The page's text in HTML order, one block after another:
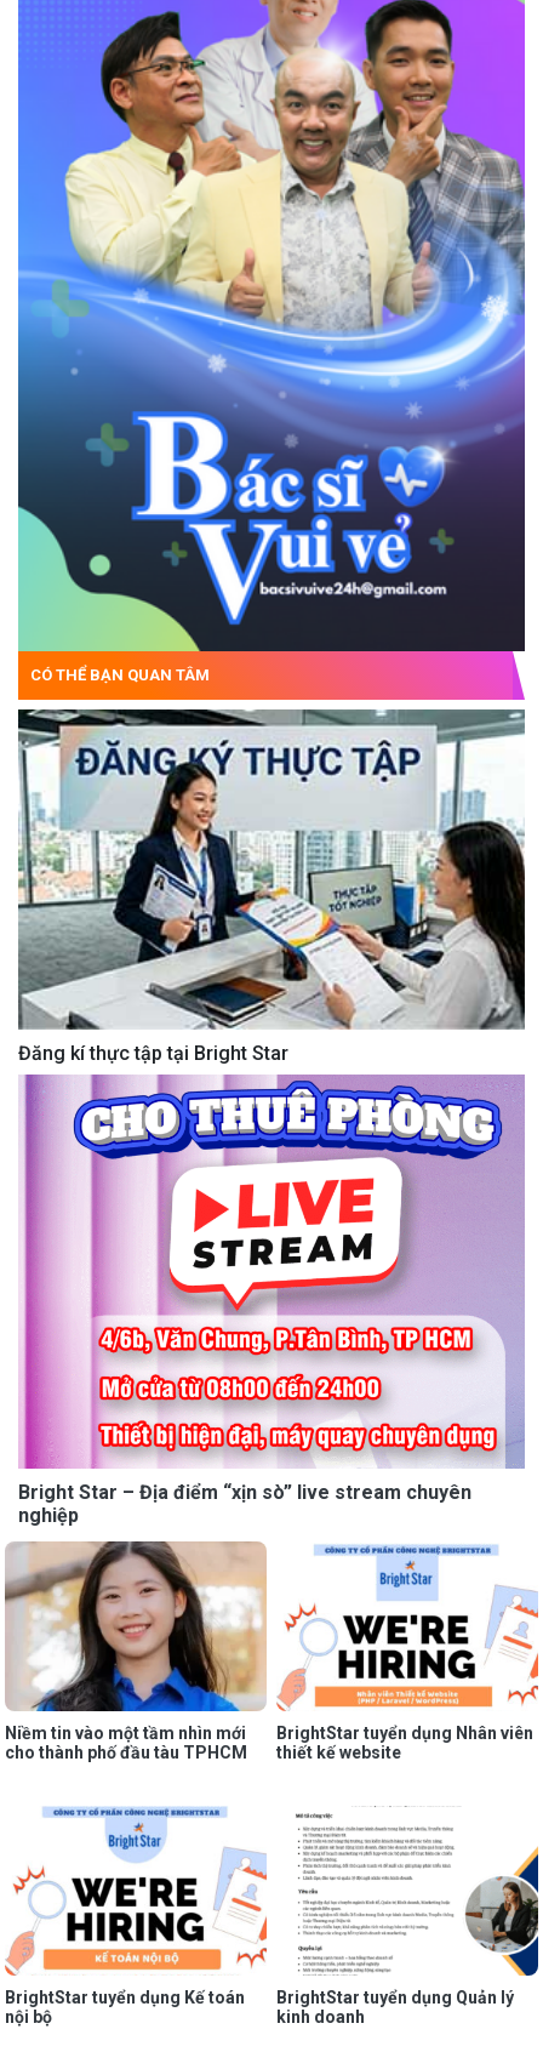
CÓ THỂ BẠN QUAN TÂM
Đăng kí thực tập tại Bright Star
Bright Star – Địa điểm “xịn sò” live stream chuyên
nghiệp
Niềm tin vào một tầm nhìn mới
cho thành phố đầu tàu TPHCM
BrightStar tuyển dụng Nhân viên
thiết kế website
BrightStar tuyển dụng Kế toán
nội bộ
BrightStar tuyển dụng Quản lý
kinh doanh